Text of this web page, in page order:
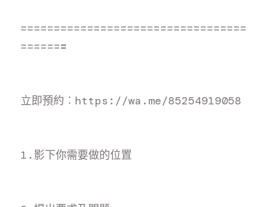
==================================
=======
立即預約 ︰https://wa.me/85254919058
1.影下你需要做的位置